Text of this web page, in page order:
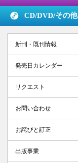
CD/DVD/その他
新刊・既刊情報
発売日カレンダー
リクエスト
お問い合わせ
お詫びと訂正
出版事業